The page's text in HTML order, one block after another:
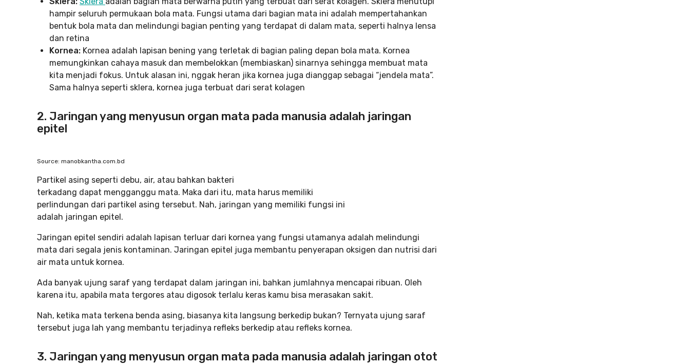
hampir seluruh permukaan bola mata. Fungsi utama dari bagian mata ini adalah mempertahankan
bentuk bola mata dan melindungi bagian penting yang terdapat di dalam mata, seperti halnya lensa
dan retina
Kornea: Kornea adalah lapisan bening yang terletak di bagian paling depan bola mata. Kornea
memungkinkan cahaya masuk dan membelokkan (membiaskan) sinarnya sehingga membuat mata
kita menjadi fokus. Untuk alasan ini, nggak heran jika kornea juga dianggap sebagai “jendela mata”.
Sama halnya seperti sklera, kornea juga terbuat dari serat kolagen
2. Jaringan yang menyusun organ mata pada manusia adalah jaringan
epitel
Source: manobkantha.com.bd
Partikel asing seperti debu, air, atau bahkan bakteri
terkadang dapat mengganggu mata. Maka dari itu, mata harus memiliki
perlindungan dari partikel asing tersebut. Nah, jaringan yang memiliki fungsi ini
adalah jaringan epitel.
Jaringan epitel sendiri adalah lapisan terluar dari kornea yang fungsi utamanya adalah melindungi
mata dari segala jenis kontaminan. Jaringan epitel juga membantu penyerapan oksigen dan nutrisi dari
air mata untuk kornea.
Ada banyak ujung saraf yang terdapat dalam jaringan ini, bahkan jumlahnya mencapai ribuan. Oleh
karena itu, apabila mata tergores atau digosok terlalu keras kamu bisa merasakan sakit.
Nah, ketika mata terkena benda asing, biasanya kita langsung berkedip bukan? Ternyata ujung saraf
tersebut juga lah yang membantu terjadinya refleks berkedip atau refleks kornea.
3. Jaringan yang menyusun organ mata pada manusia adalah jaringan otot